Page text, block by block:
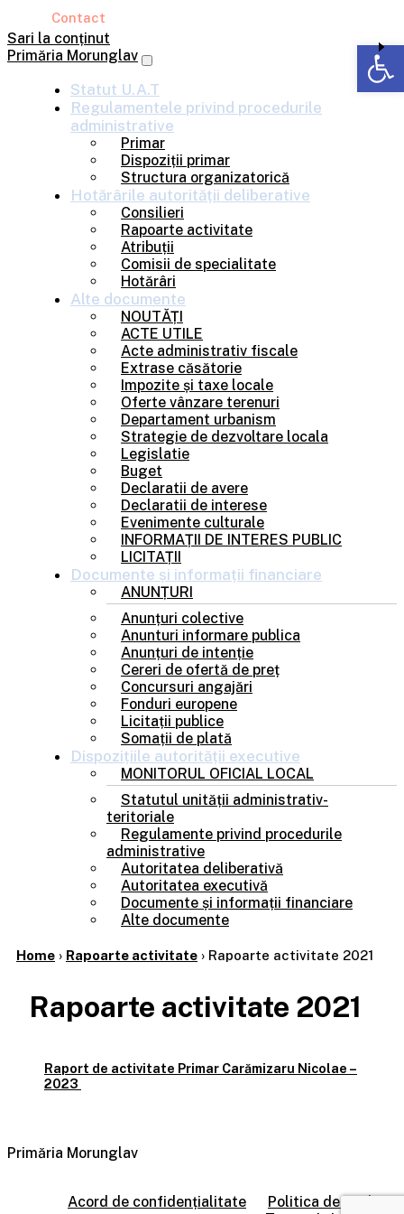
Sari la conținut
Primăria Morunglav
Statut U.A.T
Regulamentele privind procedurile
administrative
Primar
Dispoziții primar
Structura organizatorică
Hotărârile autorității deliberative
Consilieri
Rapoarte activitate
Atribuții
Comisii de specialitate
Hotărâri
Alte documente
NOUTĂȚI
ACTE UTILE
Acte administrativ fiscale
Extrase căsătorie
Impozite și taxe locale
Oferte vânzare terenuri
Departament urbanism
Strategie de dezvoltare locala
Legislatie
Buget
Declaratii de avere
Declaratii de interese
Evenimente culturale
INFORMAȚII DE INTERES PUBLIC
LICITAȚII
Documente și informații financiare
ANUNȚURI
Anunțuri colective
Anunturi informare publica
Anunțuri de intenție
Cereri de ofertă de preț
Concursuri angajări
Fonduri europene
Licitații publice
Somații de plată
Dispozițiile autorității executive
MONITORUL OFICIAL LOCAL
Statutul unității administrativ-
teritoriale
Regulamente privind procedurile
administrative
Autoritatea deliberativă
Autoritatea executivă
Documente și informații financiare
Alte documente
Home › Rapoarte activitate › Rapoarte activitate 2021
Contact
Rapoarte activitate 2021
Navigare
Raport de activitate Primar Carămizaru Nicolae –
2023
Primăria Morunglav
Acord de confidențialitate
Politica de cookie